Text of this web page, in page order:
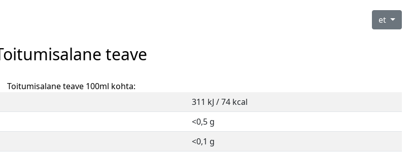
et
teave
Toitumisalane teave 100ml kohta:
311 kJ / 74 kcal
<0,5 g
<0,1 g